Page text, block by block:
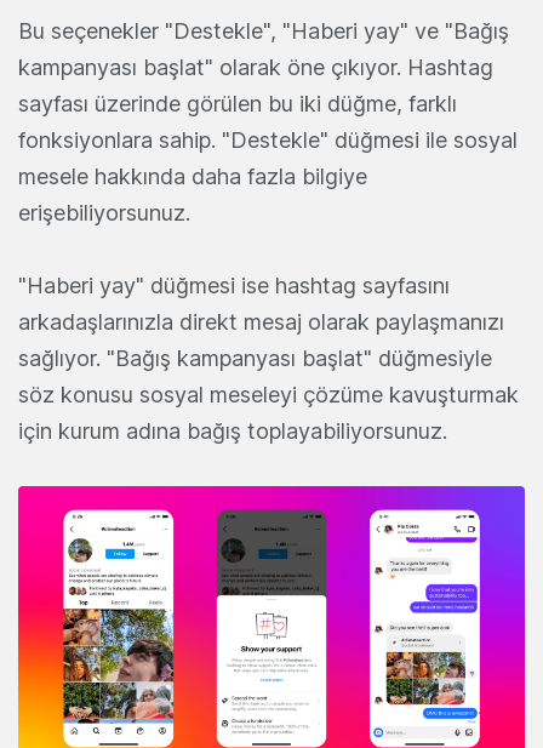
Bu seçenekler "Destekle", "Haberi yay" ve "Bağış
kampanyası başlat" olarak öne çıkıyor. Hashtag
sayfası üzerinde görülen bu iki düğme, farklı
fonksiyonlara sahip. "Destekle" düğmesi ile sosyal
mesele hakkında daha fazla bilgiye
erişebiliyorsunuz.
"Haberi yay" düğmesi ise hashtag sayfasını
arkadaşlarınızla direkt mesaj olarak paylaşmanızı
sağlıyor. "Bağış kampanyası başlat" düğmesiyle
söz konusu sosyal meseleyi çözüme kavuşturmak
için kurum adına bağış toplayabiliyorsunuz.